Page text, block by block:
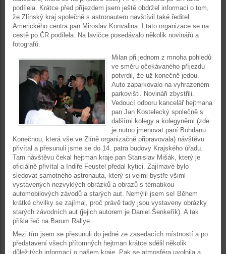
podílela. Krátce před příjezdem jsem ještě obdržel informaci o tom,
že Zlínský kraj společně s astronautem navštívil také ředitel
Amerického centra pan Miroslav Konvalina. I tato organizace se na
cestě po ČR podílela. Na lavičce posedávalo několik novinářů a
fotografů.
Milan při jednom z mnoha pohledů
ve směru očekávaného příjezdu
potvrdil, že už konečně jedou.
Auto zaparkovalo na vyhrazeném
parkovišti. Novináři zbystřili.
Vedoucí odboru kancelář hejtmana
pan Jan Kostelecký společně s
dalšími kolegy a kolegyněmi (zde
je nutno jmenovat paní Bohdanu
Konečnou, která vše ve Zlíně organizačně připravovala) návštěvu
přivítal a přesunuli jsme se do 14. patra budovy Krajského úřadu.
Tam návštěvu čekal hejtman kraje pan Stanislav Mišák, který je
oficiálně přivítal a Indiře Feustel předal kytici. Zajímavé bylo
sledovat samotného astronauta, který si velmi bystře všiml
vystavených nezvyklých obrázků a obrazů s tématikou
automobilových závodů a starých aut. Nemýlil jsem se! Během
krátké chvilky se zajímal, proč právě tady jsou vystaveny obrázky
starých závodních aut (jejich autorem je Daniel Šenkeřík). A tak
přišla řeč na Barum Rallye.
Mezi tím jsem se přesunuli do jedné ze zasedacích místností a po
představení všech přítomných hejtman krátce sdělil několik
důležitých informací o našem kraje. Pak se atmosféra uvolnila a